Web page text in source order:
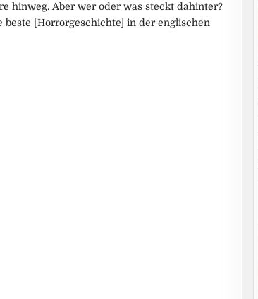
hinweg. Aber wer oder was steckt dahinter?
beste [Horrorgeschichte] in der englischen